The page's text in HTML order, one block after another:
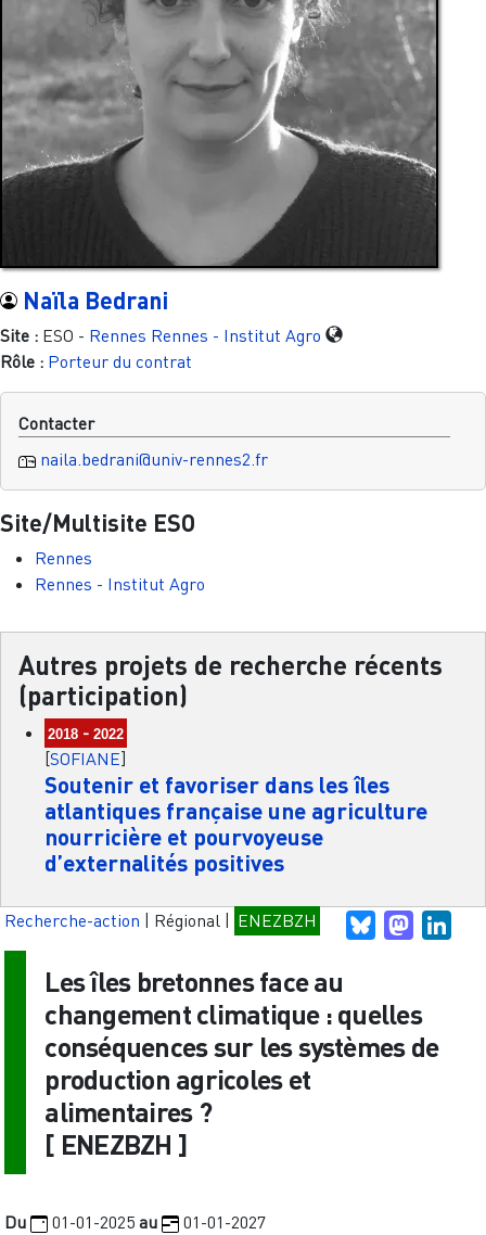
Naïla Bedrani
Site : ESO - Rennes Rennes - Institut Agro
Rôle : Porteur du contrat
Contacter
naila.bedrani@univ-rennes2.fr
Site/Multisite ESO
Rennes
Rennes - Institut Agro
Autres projets de recherche récents
(participation)
2018 -2022
[SOFIANE]
Soutenir et favoriser dans les îles
atlantiques française une agriculture
nourricière et pourvoyeuse
d’externalités positives
Recherche-action Régional ENEZBZH Bluesky
Les îles bretonnes face au
changement climatique : quelles
conséquences sur les systèmes de
production agricoles et
alimentaires ?
[ ENEZBZH ]
Du 01-01-2025 au
01-01-2027